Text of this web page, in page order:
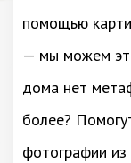
помощью
— мы можем
дома нет
более?
фотографии